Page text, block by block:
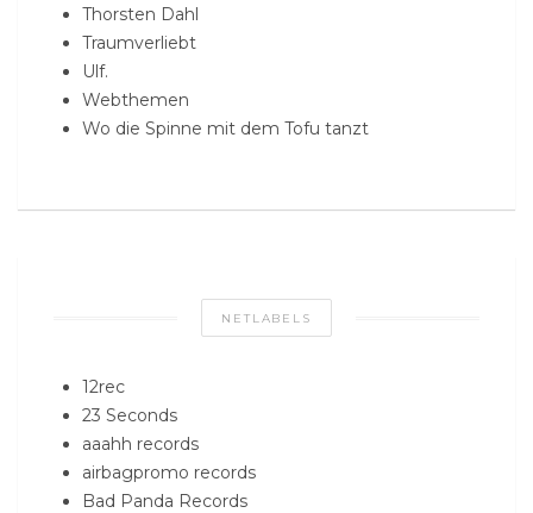
Thorsten Dahl
Traumverliebt
Ulf.
Webthemen
Wo die Spinne mit dem Tofu tanzt
NETLABELS
12rec
23 Seconds
aaahh records
airbagpromo records
Bad Panda Records